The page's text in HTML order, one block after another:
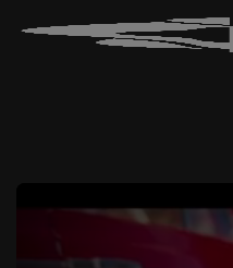
Blue+
Tutti gli abbonamenti